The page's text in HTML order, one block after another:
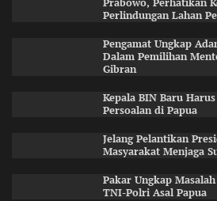
Prabowo, Perhatikan
Perlindungan Lahan
Pengamat Ungkap
Dalam Pemilihan
Gibran
Kepala BIN Baru
Persoalan di Papua
Jelang Pelantikan
Masyarakat Menjaga
Pakar Ungkap
TNI-Polri Asal Papua